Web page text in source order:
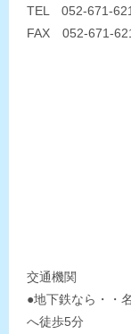
TEL 052-671-
FAX 052-671-
交通機関
●地下鉄なら・・
へ徒歩5分